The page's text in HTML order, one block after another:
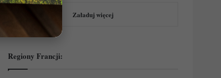
Załaduj więcej
Regiony Francji: